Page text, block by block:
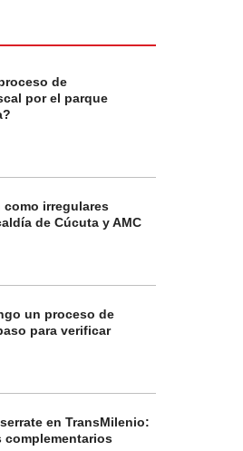
de
por el parque
irregulares
de Cúcuta y AMC
un proceso de
para verificar
en TransMilenio:
complementarios